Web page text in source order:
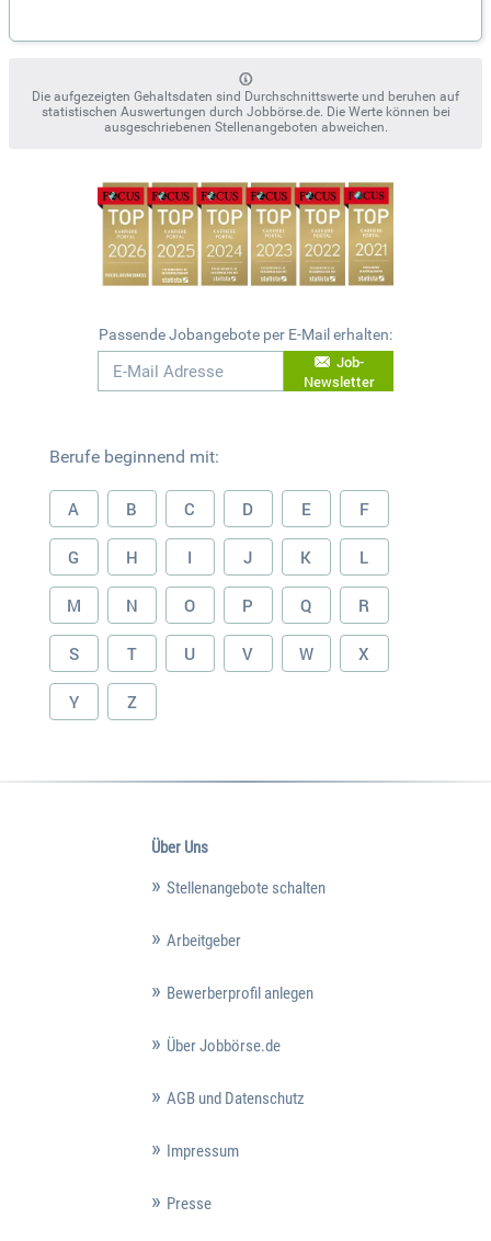
Die aufgezeigten Gehaltsdaten sind Durchschnittswerte und beruhen auf
statistischen Auswertungen durch Jobbörse.de. Die Werte können bei
ausgeschriebenen Stellenangeboten abweichen.
Passende Jobangebote per E-Mail erhalten:
Job-
Newsletter
Berufe beginnend mit:
A B C D E F
G H I J K L
M N O P Q R
S T U V W X
Y Z
Über Uns
Stellenangebote schalten
Arbeitgeber
Bewerberprofil anlegen
Über Jobbörse.de
AGB und Datenschutz
Impressum
Presse